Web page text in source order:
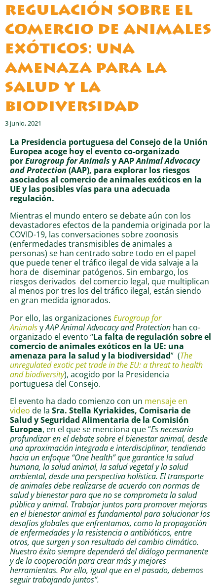
regulación sobre el
comercio de animales
exóticos: una
amenaza para la
salud y la
biodiversidad
3 junio, 2021
La Presidencia portuguesa del Consejo de la Unión
Europea acoge hoy el evento co-organizado
porEurogroup for Animals y AAPAnimal Advocacy
and Protection (AAP), para explorar los riesgos
asociados al comercio de animales exóticos en la
UE y las posibles vías para una adecuada
regulación.
Mientras el mundo entero se debate aún con los
devastadores efectos de la pandemia originada por la
COVID-19, las conversaciones sobre zoonosis
(enfermedades transmisibles de animales a
personas) se han centrado sobre todo en el papel
que puede tener el tráfico ilegal de vida salvaje a la
hora de diseminar patógenos. Sin embargo, los
riesgos derivados del comercio legal, que multiplican
al menos por tres los del tráfico ilegal, están siendo
en gran medida ignorados.
Por ello, las organizaciones Eurogroup for
AnimalsyAAP Animal Advocacy and Protection han co-
organizado el evento “La falta de regulación sobre el
comercio de animales exóticos en la UE: una
amenaza para la salud y la biodiversidad” (The
unregulated exotic pet trade in the EU: a threat to health
and biodiversity), acogido por la Presidencia
portuguesa del Consejo.
El evento ha dado comienzo con un mensaje en
video de la Sra. Stella Kyriakides, Comisaria de
Salud y Seguridad Alimentaria de la Comisión
Europea, en el que se menciona que “Es necesario
profundizar en el debate sobre el bienestar animal, desde
una aproximación integrada e interdisciplinar, tendiendo
hacia un enfoque “One health” que garantice la salud
humana, la salud animal, la salud vegetal y la salud
ambiental, desde una perspectiva holística. El transporte
de animales debe realizarse de acuerdo con normas de
salud y bienestar para que no se comprometa la salud
pública y animal. Trabajar juntos para promover mejoras
en el bienestar animal es fundamental para solucionar los
desafíos globales que enfrentamos, como la propagación
de enfermedades y la resistencia a antibióticos, entre
otros, que surgen y son resultado del cambio climático.
Nuestro éxito siempre dependerá del diálogo permanente
y de la cooperación para crear más y mejores
herramientas. Por ello, igual que en el pasado, debemos
seguir trabajando juntos”.